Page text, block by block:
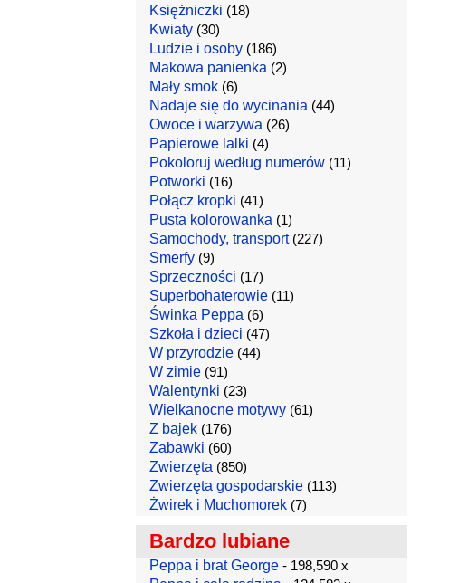
Księżniczki (18)
Kwiaty(30)
Ludzie i osoby(186)
Makowa panienka (2)
Mały smok(6)
Nadaje się do wycinania (44)
Owoce i warzywa (26)
Papierowe lalki (4)
Pokoloruj według numerów(11)
Potworki (16)
Połącz kropki (41)
Pusta kolorowanka (1)
Samochody, transport(227)
Smerfy(9)
Sprzeczności (17)
Superbohaterowie(11)
Świnka Peppa (6)
Szkoła i dzieci (47)
W przyrodzie(44)
W zimie(91)
Walentynki (23)
Wielkanocne motywy(61)
Z bajek(176)
Zabawki (60)
Zwierzęta (850)
Zwierzęta gospodarskie(113)
Żwirek i Muchomorek(7)
Bardzo lubiane
Peppa i brat George- 198,590 x